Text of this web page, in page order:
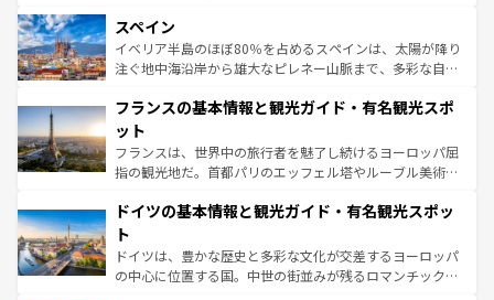
ろん、トスカーナの美しい田園風景やアマルフィ海岸の絶
景など、自然景観も見逃せない。観光の合間には、本場の
ピザやパスタなど、絶品のイタリア料理を堪能することも
ませてくれるイタリアで、忘れられない旅をしてみよう！
なお、新着のイタリア情報は
しい。
スペイン
イベリア半島のほぼ80％を占めるスペインは、太陽が降り
注ぐ地中海沿岸から雄大なピレネー山脈まで、多彩な自然
文化が根付くこの国では、情熱的なフラメンコ、熱気あふ
れる闘牛、そして美味しいタパスが生活の一部となってい
る。首都マドリードの洗練された雰囲気や、バルセロナの
アートに溢れた街角から、地方では古代ローマ遺跡や中世
せる。地方によって風土や気候が異なるスペインはその個
ンテンツ一覧 を参照してほしい。
フランスの基本情報と観光ガイド・有名観光スポ
ット
フランスは、世界中の旅行者を魅了し続けるヨーロッパ屈
指の観光地だ。首都パリのエッフェル塔やルーブル美術館
で、幅広い魅力が詰まっている。華麗な宮殿、歴史的な大
聖堂、美しいビーチ、そして豊かな自然が、訪れる者を心
から魅了する。また、フランスは美食の国としても知ら
れ、フランス料理はユネスコ無形文化遺産にも登録されて
ドイツの基本情報と観光ガイド・有名観光スポッ
ト
ドイツは、豊かな歴史と多彩な文化が交差するヨーロッパ
の中心に位置する国。中世の街並みが残るロマンチック街